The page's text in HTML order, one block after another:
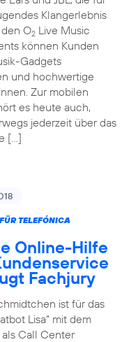
Klangerlebnis
O2Live Music
können Kunden
Gadgets
und hochwertige
Zur mobilen
es heute auch,
jederzeit über das
[…]
TELEFÓNICA
Online-Hilfe
Fachjury
ist für das
Lisa“ mit dem
Call Center